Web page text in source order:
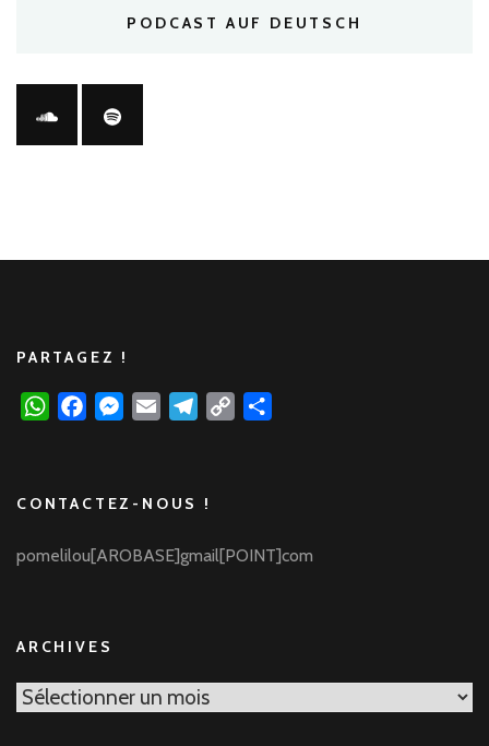
PODCAST AUF DEUTSCH
PARTAGEZ !
WhatsAppFacebookMessenger
Email Telegram
Copy
CONTACTEZ-NOUS !
pomelilou[AROBASE]gmail[POINT]com
ARCHIVES
Archives